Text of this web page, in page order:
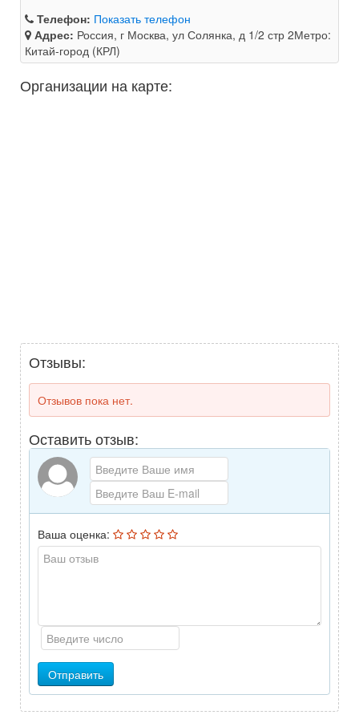
Телефон: Показать телефон
Адрес: Россия, г Москва, ул Солянка, д 1/2 стр 2Метро:
Китай-город (КРЛ)
Организации на карте:
Отзывы:
Отзывов пока нет.
Оставить отзыв:
Ваша оценка:
Отправить